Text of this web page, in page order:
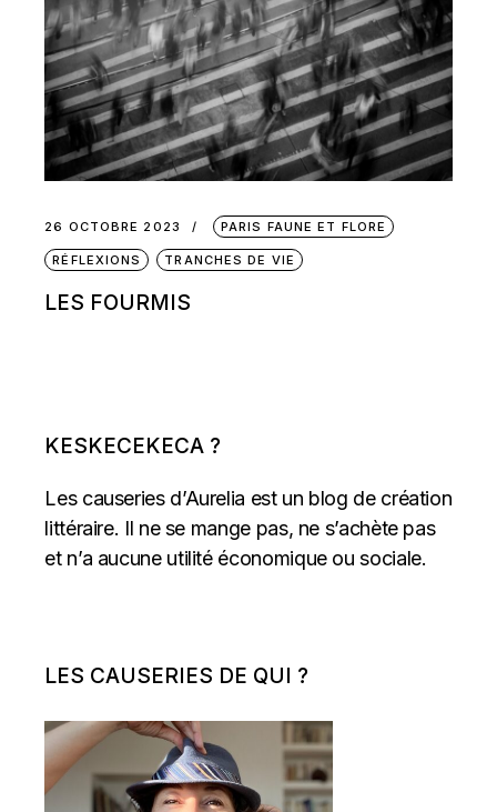
26 OCTOBRE 2023 PARIS FAUNE ET FLORE
RÉFLEXIONS TRANCHES DE VIE
LES FOURMIS
KESKECEKECA ?
Les causeries d’Aurelia est un blog de création
littéraire. Il ne se mange pas, ne s’achète pas
et n’a aucune utilité économique ou sociale.
LES CAUSERIES DE QUI ?